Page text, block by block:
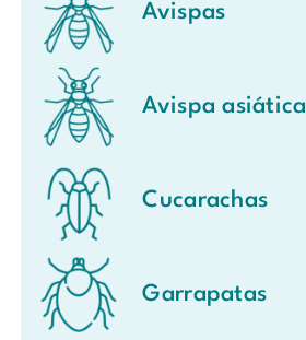
Avispas
Avispa asiática
Cucarachas
Garrapatas